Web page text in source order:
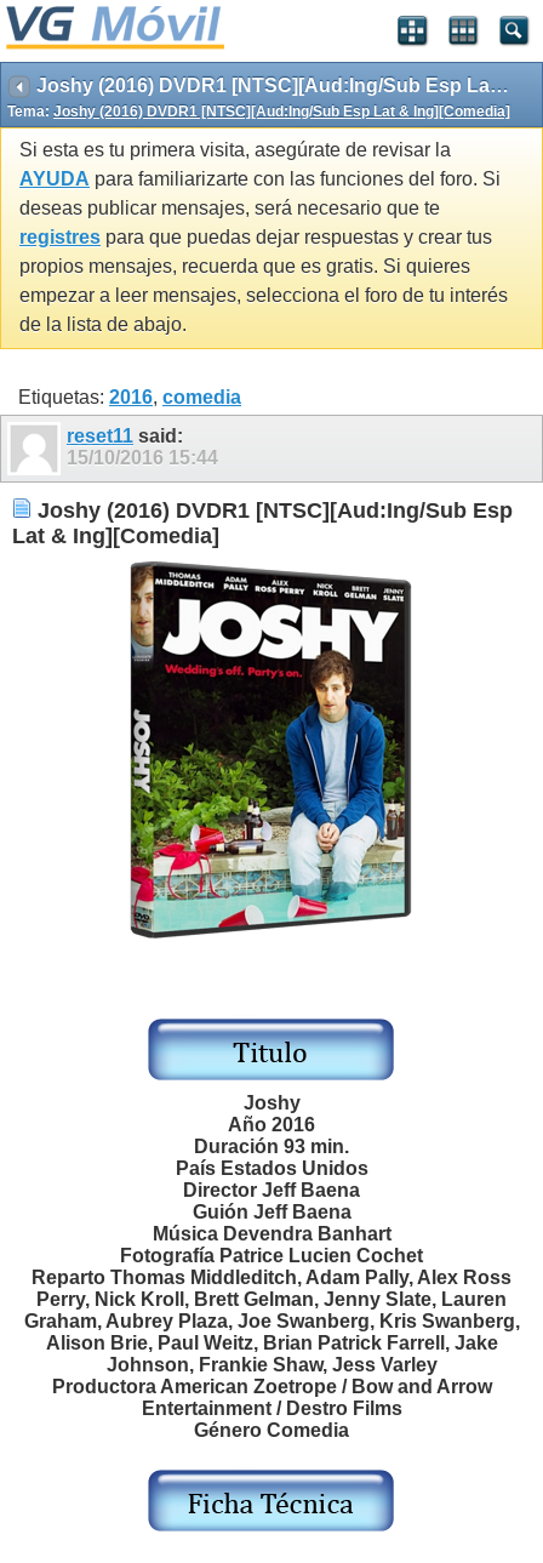
Joshy (2016) DVDR1 [NTSC][Aud:Ing/Sub Esp Lat & Ing][Comedia]
Tema: Joshy (2016) DVDR1 [NTSC][Aud:Ing/Sub Esp Lat & Ing][Comedia]
Si esta es tu primera visita, asegúrate de revisar la
AYUDA para familiarizarte con las funciones del foro. Si
deseas publicar mensajes, será necesario que te
registres para que puedas dejar respuestas y crear tus
propios mensajes, recuerda que es gratis. Si quieres
empezar a leer mensajes, selecciona el foro de tu interés
de la lista de abajo.
Etiquetas: 2016, comedia
reset11 said:
15/10/2016 15:44
Joshy (2016) DVDR1 [NTSC][Aud:Ing/Sub Esp
Lat & Ing][Comedia]
Joshy
Año 2016
Duración 93 min.
País Estados Unidos
Director Jeff Baena
Guión Jeff Baena
Música Devendra Banhart
Fotografía Patrice Lucien Cochet
Reparto Thomas Middleditch, Adam Pally, Alex Ross
Perry, Nick Kroll, Brett Gelman, Jenny Slate, Lauren
Graham, Aubrey Plaza, Joe Swanberg, Kris Swanberg,
Alison Brie, Paul Weitz, Brian Patrick Farrell, Jake
Johnson, Frankie Shaw, Jess Varley
Productora American Zoetrope / Bow and Arrow
Entertainment / Destro Films
Género Comedia